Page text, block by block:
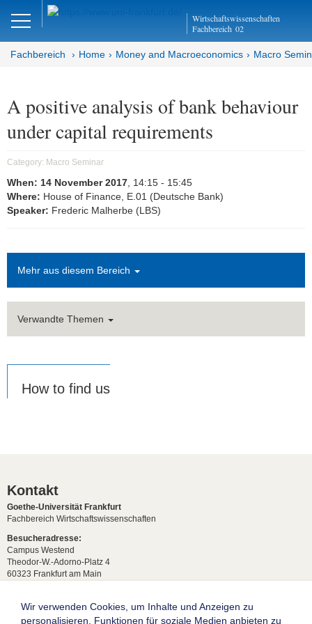
Wirtschaftswissenschaften
Fachbereich 02
DE Close
Money and Macroeconomics
Home
Macro Seminar
Brown Bag Seminar
Joint Lunchtime Seminar
Fachbereich Home Money and Macroeconomics Macro
A positive analysis of bank behaviour
under capital requirements
Category: Macro Seminar
When: 14 November 2017 , 14:15 - 15:45
Where: House of Finance, E.01 (Deutsche Bank)
Speaker: Frederic Malherbe (LBS)
Mehr aus diesem Bereich
Verwandte Themen
How to find us
Kontakt
Goethe-Universität Frankfurt
Fachbereich Wirtschaftswissenschaften
Besucheradresse:
Campus Westend
Theodor-W.-Adorno-Platz 4
60323 Frankfurt am Main
Postadresse:
60629 Frankfurt am Main
Wir verwenden Cookies, um Inhalte und Anzeigen zu
personalisieren, Funktionen für soziale Medien anbieten zu